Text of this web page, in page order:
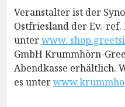
Veranstalter ist der
Ostfriesland der Ev.-
unterwww.
GmbH Krummhörn-
Abendkasse erhältlich.
es unter